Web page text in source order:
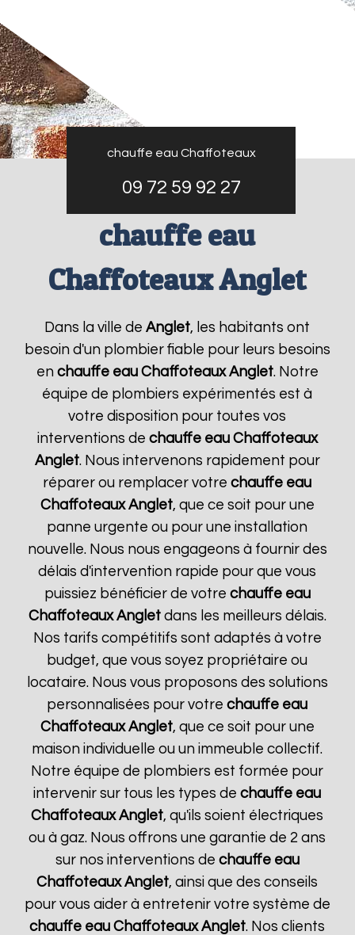
chauffe eau Chaffoteaux
09 72 59 92 27
chauffe eau
Chaffoteaux Anglet
Dans la ville deAnglet, les habitants ont
besoin d'un plombier fiable pour leurs besoins
en chauffe eau Chaffoteaux Anglet. Notre
équipe de plombiers expérimentés est à
votre disposition pour toutes vos
interventions de chauffe eau Chaffoteaux
Anglet. Nous intervenons rapidement pour
réparer ou remplacer votrechauffe eau
Chaffoteaux Anglet, que ce soit pour une
panne urgente ou pour une installation
nouvelle. Nous nous engageons à fournir des
délais d'intervention rapide pour que vous
puissiez bénéficier de votre chauffe eau
Chaffoteaux Angletdans les meilleurs délais.
Nos tarifs compétitifs sont adaptés à votre
budget, que vous soyez propriétaire ou
locataire. Nous vous proposons des solutions
personnalisées pour votrechauffe eau
Chaffoteaux Anglet, que ce soit pour une
maison individuelle ou un immeuble collectif.
Notre équipe de plombiers est formée pour
intervenir sur tous les types dechauffe eau
Chaffoteaux Anglet, qu'ils soient électriques
ou à gaz. Nous offrons une garantie de 2 ans
sur nos interventions de chauffe eau
Chaffoteaux Anglet, ainsi que des conseils
pour vous aider à entretenir votre système de
chauffe eau Chaffoteaux Anglet. Nos clients